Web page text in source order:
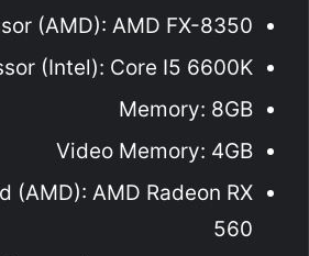
(AMD): AMD FX-8350
(Intel): Core I5 6600K
Memory: 8GB
Video Memory: 4GB
(AMD): AMD Radeon RX
560